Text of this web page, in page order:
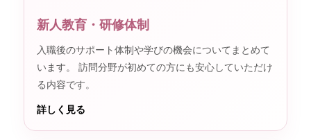
新人教育・研修体制
入職後のサポート体制や学びの機会についてまとめて
います。 訪問分野が初めての方にも安心していただけ
る内容です。
詳しく見る